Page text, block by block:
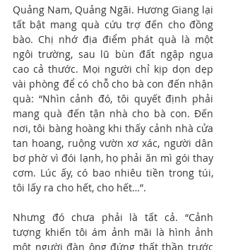
Quảng Nam, Quảng Ngãi. Hương Giang lại
tất bật mang quà cứu trợ đến cho đồng
bào. Chị nhớ địa điểm phát quà là một
ngôi trường, sau lũ bùn đất ngập ngụa
cao cả thước. Mọi người chỉ kịp dọn dẹp
vài phòng để có chỗ cho bà con đến nhận
quà: “Nhìn cảnh đó, tôi quyết định phải
mang quà đến tận nhà cho bà con. Đến
nơi, tôi bàng hoàng khi thấy cảnh nhà cửa
tan hoang, ruộng vườn xơ xác, người dân
bơ phờ vì đói lạnh, họ phải ăn mì gói thay
cơm. Lúc ấy, có bao nhiêu tiền trong túi,
tôi lấy ra cho hết, cho hết…”.
Nhưng đó chưa phải là tất cả. “Cảnh
tượng khiến tôi ám ảnh mãi là hình ảnh
một người đàn ông đứng thất thần trước